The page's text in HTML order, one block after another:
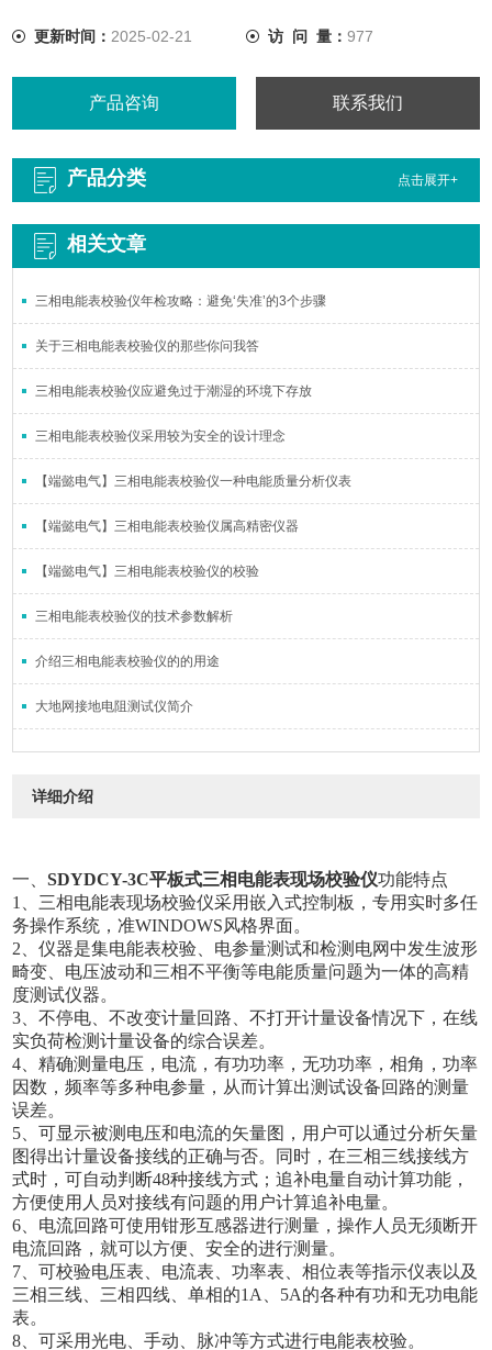
更新时间： 2025-02-21 访 问 量： 977
产品咨询 联系我们
产品分类 点击展开+
相关文章
三相电能表校验仪年检攻略：避免‘失准’的3个步骤
关于三相电能表校验仪的那些你问我答
三相电能表校验仪应避免过于潮湿的环境下存放
三相电能表校验仪采用较为安全的设计理念
【端懿电气】三相电能表校验仪一种电能质量分析仪表
【端懿电气】三相电能表校验仪属高精密仪器
【端懿电气】三相电能表校验仪的校验
三相电能表校验仪的技术参数解析
介绍三相电能表校验仪的的用途
大地网接地电阻测试仪简介
详细介绍
一、SDYDCY-3C平板式三相电能表现场校验仪功能特点
1、三相电能表现场校验仪采用嵌入式控制板，专用实时多任
务操作系统，准WINDOWS风格界面。
2、仪器是集电能表校验、电参量测试和检测电网中发生波形
畸变、电压波动和三相不平衡等电能质量问题为一体的高精
度测试仪器。
3、不停电、不改变计量回路、不打开计量设备情况下，在线
实负荷检测计量设备的综合误差。
4、精确测量电压，电流，有功功率，无功功率，相角，功率
因数，频率等多种电参量，从而计算出测试设备回路的测量
误差。
5、可显示被测电压和电流的矢量图，用户可以通过分析矢量
图得出计量设备接线的正确与否。同时，在三相三线接线方
式时，可自动判断48种接线方式；追补电量自动计算功能，
方便使用人员对接线有问题的用户计算追补电量。
6、电流回路可使用钳形互感器进行测量，操作人员无须断开
电流回路，就可以方便、安全的进行测量。
7、可校验电压表、电流表、功率表、相位表等指示仪表以及
三相三线、三相四线、单相的1A、5A的各种有功和无功电能
表。
8、可采用光电、手动、脉冲等方式进行电能表校验。